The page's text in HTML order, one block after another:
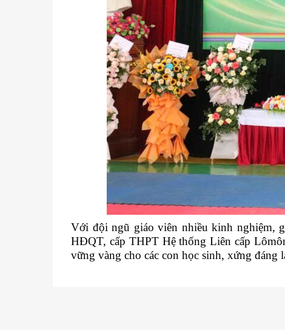
Với đội ngũ giáo viên nhiều kinh nghiệm,
HĐQT, cấp THPT Hệ thống Liên cấp
vững vàng cho các con học sinh, xứng đáng